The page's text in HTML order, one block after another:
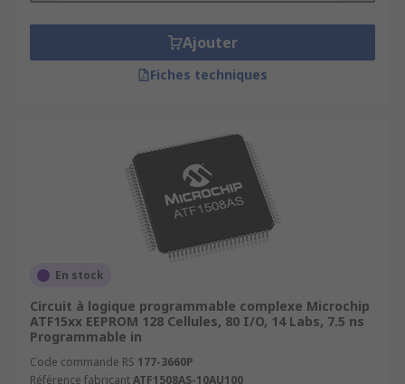
Ajouter
Fiches techniques
En stock
Circuit à logique programmable complexe Microchip
ATF15xx EEPROM 128 Cellules, 80 I/O, 14 Labs, 7.5 ns
Programmable in
Code commande RS 177-3660P
Référence fabricantATF1508AS-10AU100